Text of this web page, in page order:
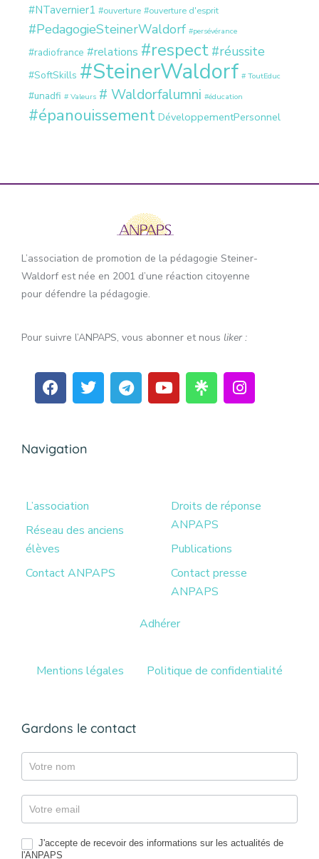
#NTavernier1 #ouverture #ouverture d'esprit
#PedagogieSteinerWaldorf #persévérance
#radiofrance #relations #respect #réussite
#SoftSkills #SteinerWaldorf # ToutEduc
#unadfi # Valeurs # Waldorfalumni #éducation
#épanouissement DéveloppementPersonnel
L’association de promotion de la pédagogie Steiner-
Waldorf est née en 2001 d’une réaction citoyenne
pour défendre la pédagogie.
Pour suivre l’ANPAPS, vous abonner et nous liker :
Navigation
L’association
Réseau des anciens
élèves
Contact ANPAPS
Droits de réponse
ANPAPS
Publications
Contact presse
ANPAPS
Adhérer
Mentions légales Politique de confidentialité
Gardons le contact
Gazette
J'accepte de recevoir des informations sur les actualités de
l'ANPAPS